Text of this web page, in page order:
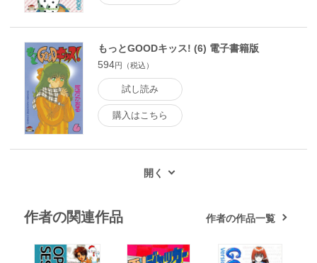
もっとGOODキッス! (6) 電子書籍版
594円（税込）
試し読み
購入はこちら
作者の関連作品 作者の作品一覧